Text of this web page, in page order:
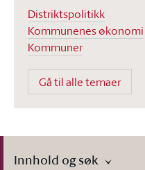
Distriktspolitikk
Kommunenes økonomi
Kommuner
Gå til alle temaer
Innhold og søk